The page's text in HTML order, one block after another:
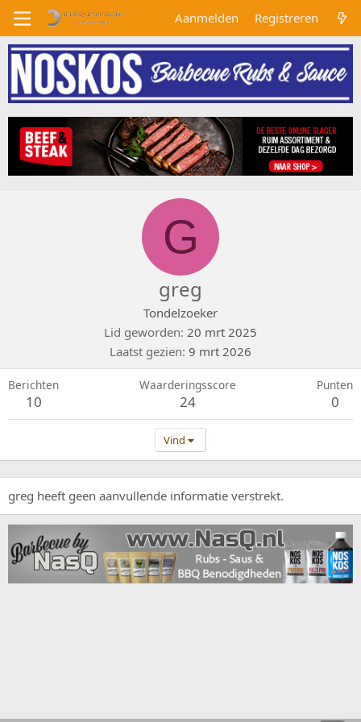
Aanmelden Registreren
G
greg
Tondelzoeker
Lid geworden 20 mrt 2025
Laatst gezien 9 mrt 2026
Berichten
10
Waarderingsscore
24
Punten
0
Vind
greg heeft geen aanvullende informatie verstrekt.